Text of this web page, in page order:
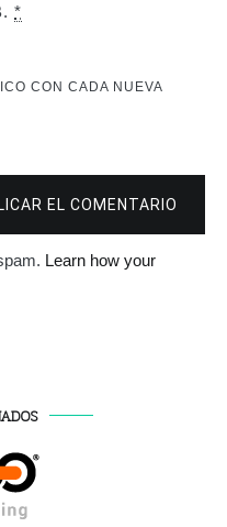
*
CON CADA NUEVA
EL COMENTARIO
Learn how your